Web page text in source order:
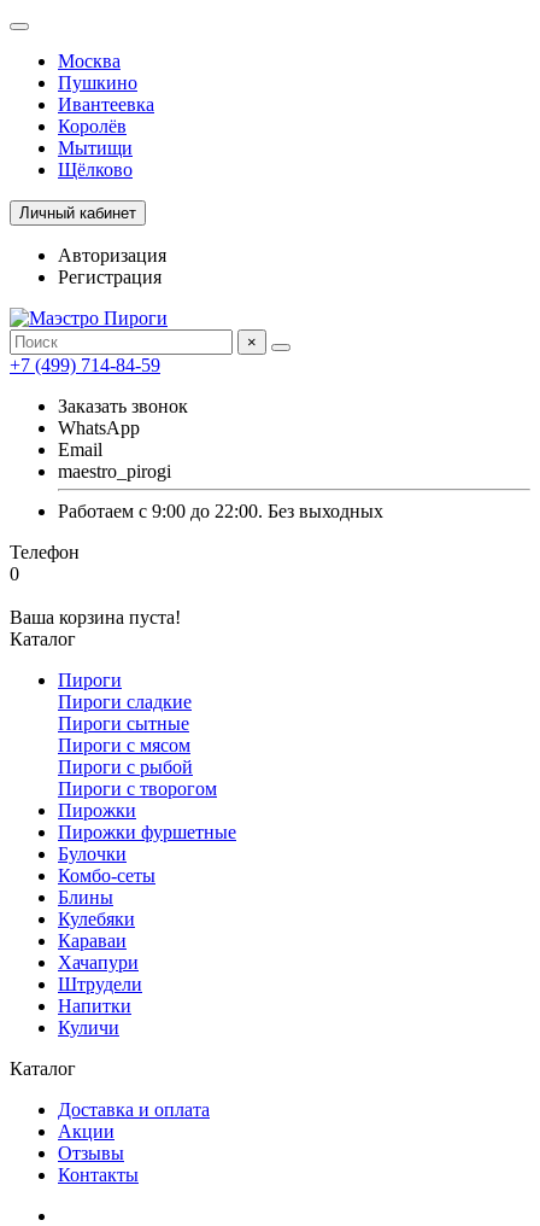
Москва
Пушкино
Ивантеевка
Королёв
Мытищи
Щёлково
Личный кабинет
Авторизация
Регистрация
×
+7 (499) 714-84-59
Заказать звонок
WhatsApp
Email
maestro_pirogi
Работаем с 9:00 до 22:00. Без выходных
Телефон
0
Ваша корзина пуста!
Каталог
Пироги
Пироги сладкие
Пироги сытные
Пироги с мясом
Пироги с рыбой
Пироги с творогом
Пирожки
Пирожки фуршетные
Булочки
Комбо-сеты
Блины
Кулебяки
Караваи
Хачапури
Штрудели
Напитки
Куличи
Каталог
Доставка и оплата
Акции
Отзывы
Контакты